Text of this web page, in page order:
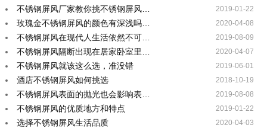
不锈钢屏风厂家教你挑不锈钢屏风… 2019-01-22
玫瑰金不锈钢屏风的颜色有深浅吗… 2020-04-08
不锈钢屏风在现代人生活依然不可… 2019-08-09
不锈钢屏风隔断出现在居家卧室里… 2020-04-07
不锈钢屏风就该这么选，准没错 2019-06-01
酒店不锈钢屏风如何挑选 2018-10-19
不锈钢屏风表面的抛光也会影响表… 2019-08-08
不锈钢屏风的优质地方和特点 2019-01-22
选择不锈钢屏风生活品质 2020-04-03